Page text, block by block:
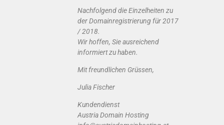
Nachfolgend die Einzelheiten zu
der Domainregistrierung für 2017
/ 2018.
Wir hoffen, Sie ausreichend
informiert zu haben.
Mit freundlichen Grüssen,
Julia Fischer
Kundendienst
Austria Domain Hosting